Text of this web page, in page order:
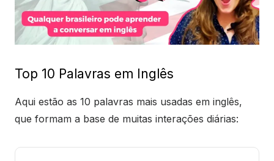
Top 10 Palavras em Inglês
Aqui estão as 10 palavras mais usadas em inglês,
que formam a base de muitas interações diárias: